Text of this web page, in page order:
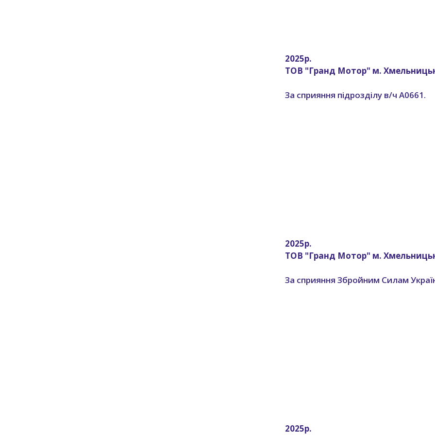
2025р.
ТОВ "Гранд Мотор" м.
За сприяння підрозділу в/ч А0661.
2025р.
ТОВ "Гранд Мотор" м.
За сприяння Збройним Силам
2025р.